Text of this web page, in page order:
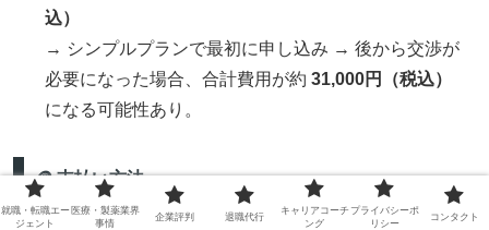
込）
→ シンプルプランで最初に申し込み → 後から交渉が
必要になった場合、合計費用が約31,000円（税込）
になる可能性あり。
🪙 支払い方法
就職・転職エー
ジェント
医療・製薬業界
事情
企業評判 退職代行
キャリアコーチ
ング
プライバシーポ
リシー
コンタクト